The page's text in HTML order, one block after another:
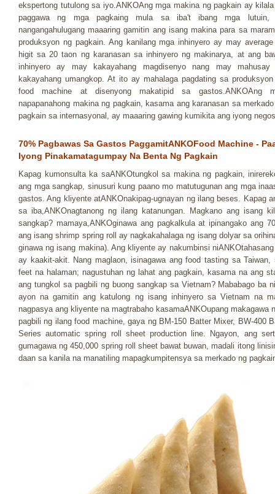
ekspertong tutulong sa iyo.ANKOAng mga makina ng pagkain ay
paggawa ng mga pagkaing mula sa iba't ibang mga lutuin,
nangangahulugang maaaring gamitin ang isang makina para sa
produksyon ng pagkain. Ang kanilang mga inhinyero ay may
higit sa 20 taon ng karanasan sa inhinyero ng makinarya, at ang
inhinyero ay may kakayahang magdisenyo nang may mahusay
kakayahang umangkop. At ito ay mahalaga pagdating sa
food machine at disenyong makatipid sa gastos.ANKOAng
napapanahong makina ng pagkain, kasama ang karanasan sa
pagkain sa internasyonal, ay maaaring gawing kumikita ang iyong
70% Pagbawas Sa Gastos PaggamitANKOFood Machine -
Iyong Pinakamatagumpay Na Benta Ng Pagkain
Kapag kumonsulta ka saANKOtungkol sa makina ng pagkain,
ang mga sangkap, sinusuri kung paano mo matutugunan ang mga
gastos. Ang kliyente atANKOnakipag-ugnayan ng ilang beses. Kapag
sa iba,ANKOnagtanong ng ilang katanungan. Magkano ang isang
sangkap? mamaya,ANKOginawa ang pagkalkula at ipinangako ang
ang isang shrimp spring roll ay nagkakahalaga ng isang dolyar sa
ginawa ng isang makina). Ang kliyente ay nakumbinsi
ay kaakit-akit. Nang maglaon, isinagawa ang food tasting sa Taiwan,
feet na halaman; nagustuhan ng lahat ang pagkain, kasama na ang
ang tungkol sa pagbili ng buong sangkap sa Vietnam? Mababago ba
ayon na gamitin ang katulong ng isang inhinyero sa Vietnam na
nagpasya ang kliyente na magtrabaho kasamaANKOupang makagawa
pagbili ng ilang food machine, gaya ng BM-150 Batter Mixer, BW-400
Series automatic spring roll sheet production line. Ngayon, ang
gumagawa ng 450,000 spring roll sheet bawat buwan, madali itong
daan sa kanila na manatiling mapagkumpitensya sa merkado ng